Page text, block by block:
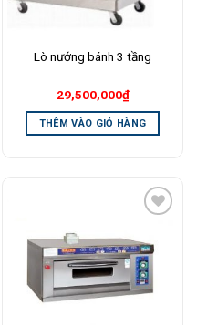
Lò nướng bánh 3 tầng
29,500,000₫
THÊM VÀO GIỎ HÀNG
Wishlist